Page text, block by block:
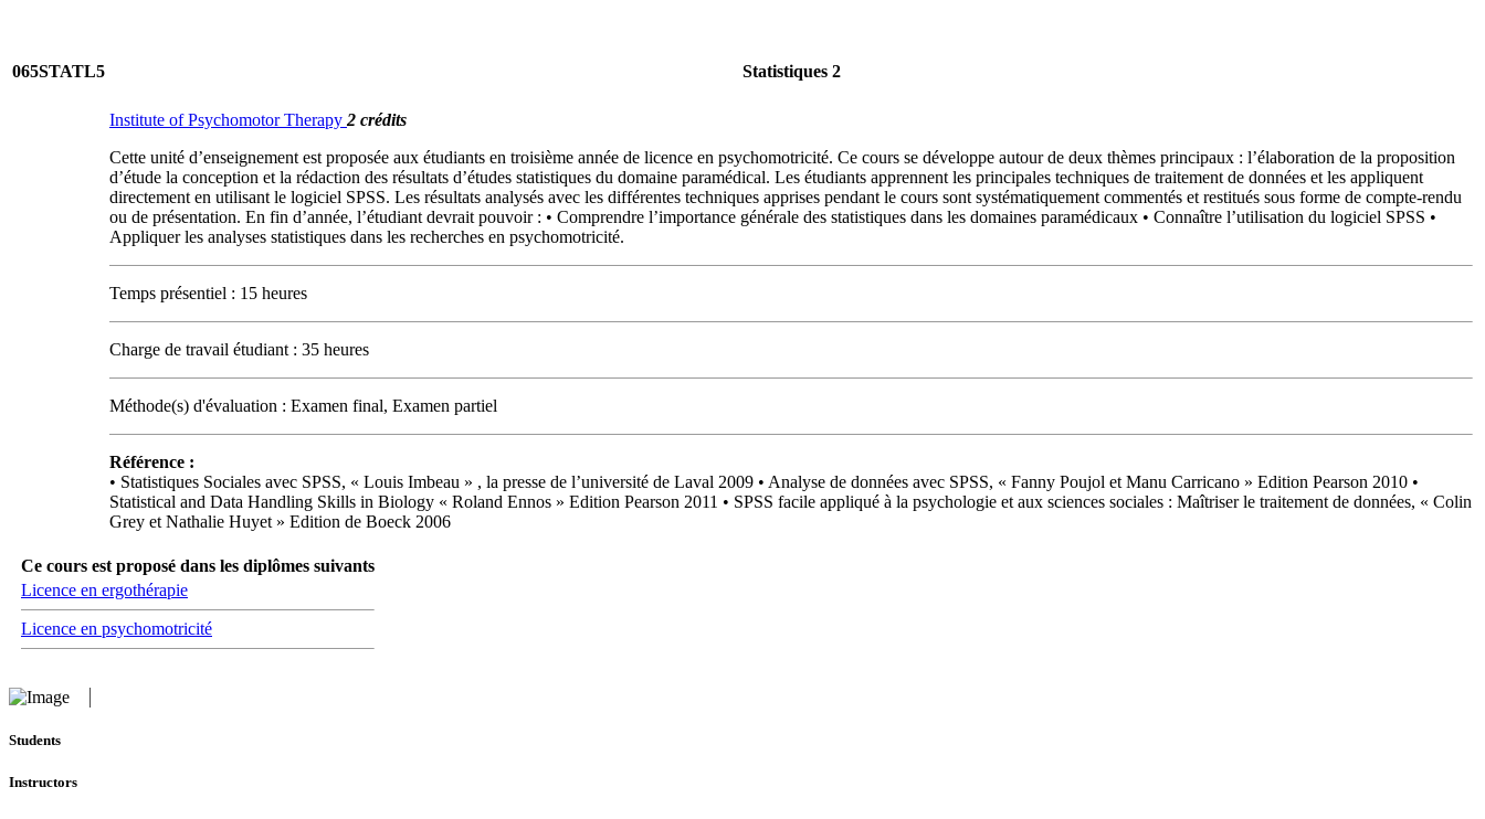
065STATL5 Statistiques 2
Institute of Psychomotor Therapy 2 crédits
Cette unité d’enseignement est proposée aux étudiants en troisième année de licence en psychomotricité. Ce cours se développe autour de deux thèmes principaux : l’élaboration de la proposition
d’étude la conception et la rédaction des résultats d’études statistiques du domaine paramédical. Les étudiants apprennent les principales techniques de traitement de données et les appliquent
directement en utilisant le logiciel SPSS. Les résultats analysés avec les différentes techniques apprises pendant le cours sont systématiquement commentés et restitués sous forme de compte-rendu
ou de présentation. En fin d’année, l’étudiant devrait pouvoir : • Comprendre l’importance générale des statistiques dans les domaines paramédicaux • Connaître l’utilisation du logiciel SPSS •
Appliquer les analyses statistiques dans les recherches en psychomotricité.
Temps présentiel : 15 heures
Charge de travail étudiant : 35 heures
Méthode(s) d'évaluation : Examen final, Examen partiel
Référence :
• Statistiques Sociales avec SPSS, « Louis Imbeau » , la presse de l’université de Laval 2009 • Analyse de données avec SPSS, « Fanny Poujol et Manu Carricano » Edition Pearson 2010 •
Statistical and Data Handling Skills in Biology « Roland Ennos » Edition Pearson 2011 • SPSS facile appliqué à la psychologie et aux sciences sociales : Maîtriser le traitement de données, « Colin
Grey et Nathalie Huyet » Edition de Boeck 2006
Ce cours est proposé dans les diplômes suivants
Licence en ergothérapie
Licence en psychomotricité
Students
Instructors